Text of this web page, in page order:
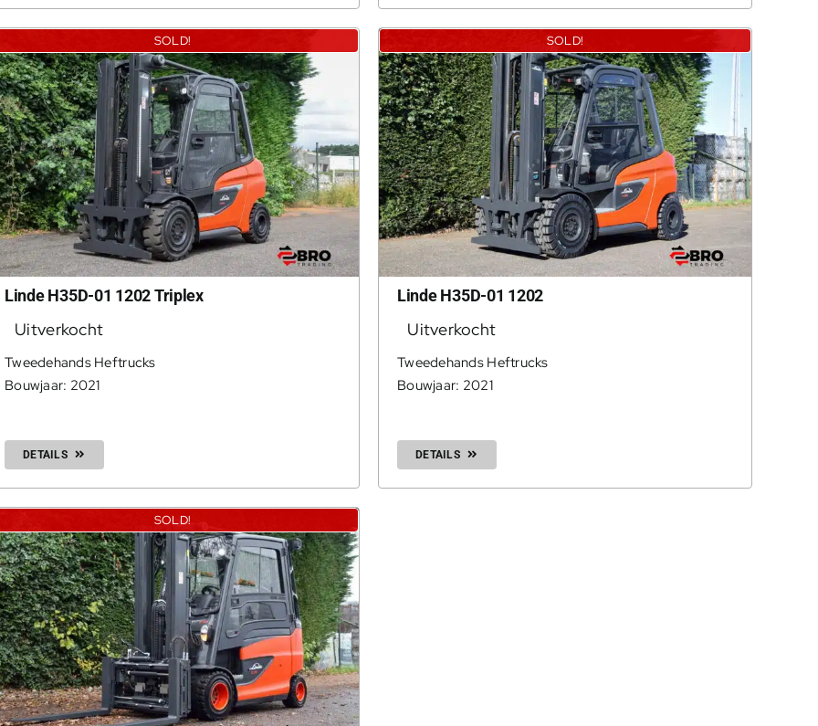
SOLD!
Linde H35D-01 1202 Triplex
Uitverkocht
Tweedehands Heftrucks
Bouwjaar: 2021
DETAILS
SOLD!
Linde H35D-01 1202
Uitverkocht
Tweedehands Heftrucks
Bouwjaar: 2021
DETAILS
SOLD!